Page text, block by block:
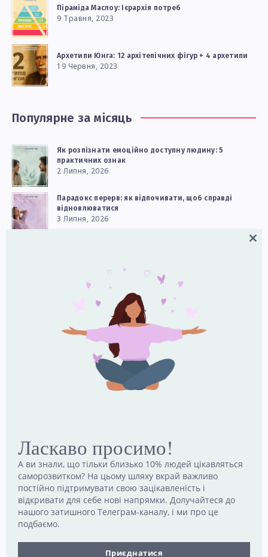
Піраміда Маслоу: Ієрархія потреб
9 Травня, 2023
Архетипи Юнга: 12 архітепічних фігур + 4 архетипи
19 Червня, 2023
Популярне за місяць
Як розпізнати емоційно доступну людину: 5
практичних ознак
2 Липня, 2026
Парадокс перерв: як відпочивати, щоб справді
відновлюватися
3 Липня, 2026
Чому двоє людей бачать одну й ту саму історію
по‑різному: що каже нейронаука
Чому культура звинувачення стала нормою — і як
зменшити її вплив у стосунках і на роботі
8 Липня, 2026
Telegram
Follow
me!
Email
Contact
me!
Психологер
Close
Ласкаво просимо!
А ви знали, що тільки близько 10% людей цікавляться
саморозвитком? На цьому шляху вкрай важливо
постійно підтримувати свою зацікавленість і
відкривати для себе нові напрямки. Долучайтеся до
нашого затишного Телеграм-каналу, і ми про це
подбаємо.
Приєднатися